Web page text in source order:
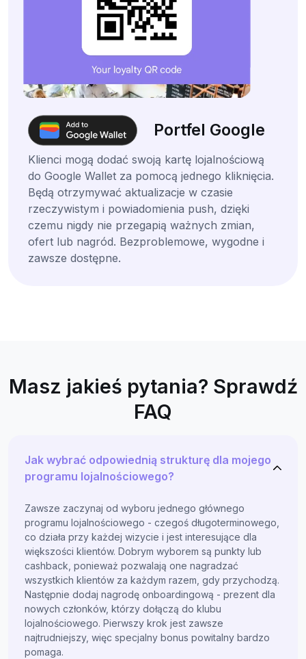
Portfel Google
Klienci mogą dodać swoją kartę lojalnościową
do Google Wallet za pomocą jednego kliknięcia.
Będą otrzymywać aktualizacje w czasie
rzeczywistym i powiadomienia push, dzięki
czemu nigdy nie przegapią ważnych zmian,
ofert lub nagród. Bezproblemowe, wygodne i
zawsze dostępne.
Masz jakieś pytania? Sprawdź
FAQ
Jak wybrać odpowiednią strukturę dla mojego
programu lojalnościowego?
Zawsze zaczynaj od wyboru jednego głównego
programu lojalnościowego - czegoś długoterminowego,
co działa przy każdej wizycie i jest interesujące dla
większości klientów. Dobrym wyborem są punkty lub
cashback, ponieważ pozwalają one nagradzać
wszystkich klientów za każdym razem, gdy przychodzą.
Następnie dodaj nagrodę onboardingową - prezent dla
nowych członków, którzy dołączą do klubu
lojalnościowego. Pierwszy krok jest zawsze
najtrudniejszy, więc specjalny bonus powitalny bardzo
pomaga.